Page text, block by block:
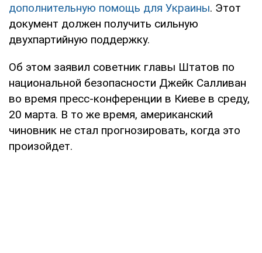
дополнительную помощь для Украины. Этот
документ должен получить сильную
двухпартийную поддержку.
Об этом заявил советник главы Штатов по
национальной безопасности Джейк Салливан
во время пресс-конференции в Киеве в среду,
20 марта. В то же время, американский
чиновник не стал прогнозировать, когда это
произойдет.